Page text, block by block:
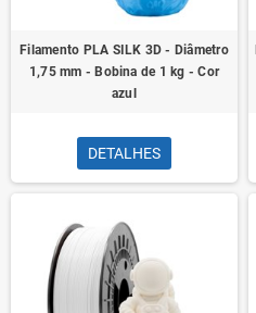
Filamento PLA SILK 3D - Diâmetro
1,75 mm - Bobina de 1 kg - Cor
azul
DETALHES